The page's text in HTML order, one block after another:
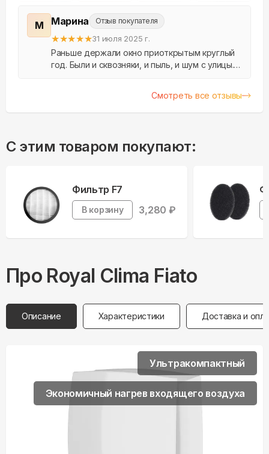
М Марина Отзыв покупателя
★★★★★31 июля 2025 г.
Раньше держали окно приоткрытым круглый
год. Были и сквозняки, и пыль, и шум с улицы. С
Смотреть все отзывы
С этим товаром покупают:
Фильтр F7
В корзину 3,280 ₽
Про Royal Clima Fiato
Описание Характеристики Доставка и
Ультракомпактный
Экономичный нагрев входящего воздуха